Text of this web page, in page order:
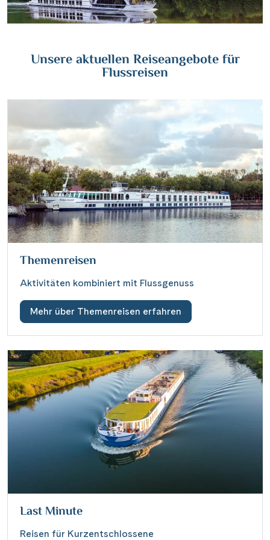
Unsere aktuellen Reiseangebote für
Flussreisen
Themenreisen
Aktivitäten kombiniert mit Flussgenuss
Mehr über Themenreisen erfahren
Last Minute
Reisen für Kurzentschlossene
Wasserstrassenkreuz Magdeburg(2)
Wasserstrassenkreuz Minden(7)
Wien(2)